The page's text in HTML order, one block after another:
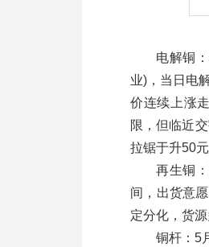
电解铜
业)，当日电
价连续上涨
限，但临近
拉锯于升50元
再生铜
间，出货意
定分化，货
铜杆：5